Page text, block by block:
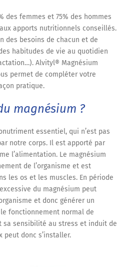
des femmes et 75% des hommes
apports nutritionnels conseillés.
des besoins de chacun et de
habitudes de vie au quotidien
Alvityl® Magnésium
permet de compléter votre
pratique.
magnésium ?
essentiel, qui n’est pas
notre corps. Il est apporté par
l’alimentation. Le magnésium
de l’organisme et est
les os et les muscles. En période
du magnésium peut
et donc générer un
fonctionnement normal de
sa sensibilité au stress et induit de
peut donc s’installer.